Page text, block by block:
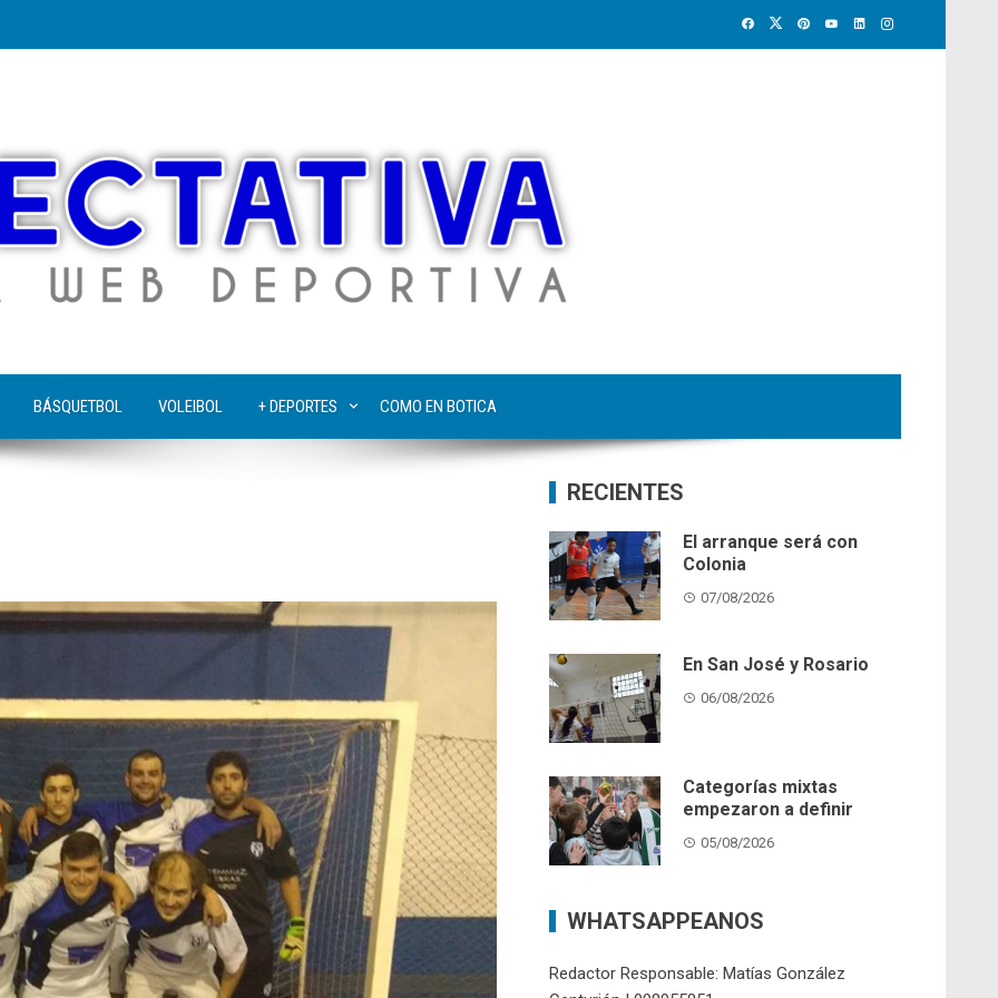
BÁSQUETBOL VOLEIBOL + DEPORTES COMO EN BOTICA
RECIENTES
El arranque será con
Colonia
07/08/2026
En San José y Rosario
06/08/2026
Categorías mixtas
empezaron a definir
05/08/2026
WHATSAPPEANOS
Redactor Responsable: Matías González